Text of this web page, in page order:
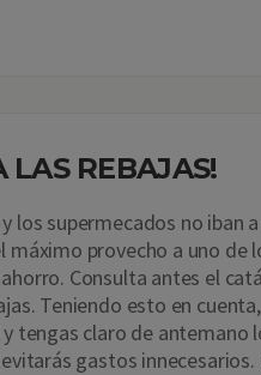
LAS REBAJAS!
los supermecados no iban
máximo provecho a uno
Consulta antes el
Teniendo esto en
tengas claro de antemano
gastos